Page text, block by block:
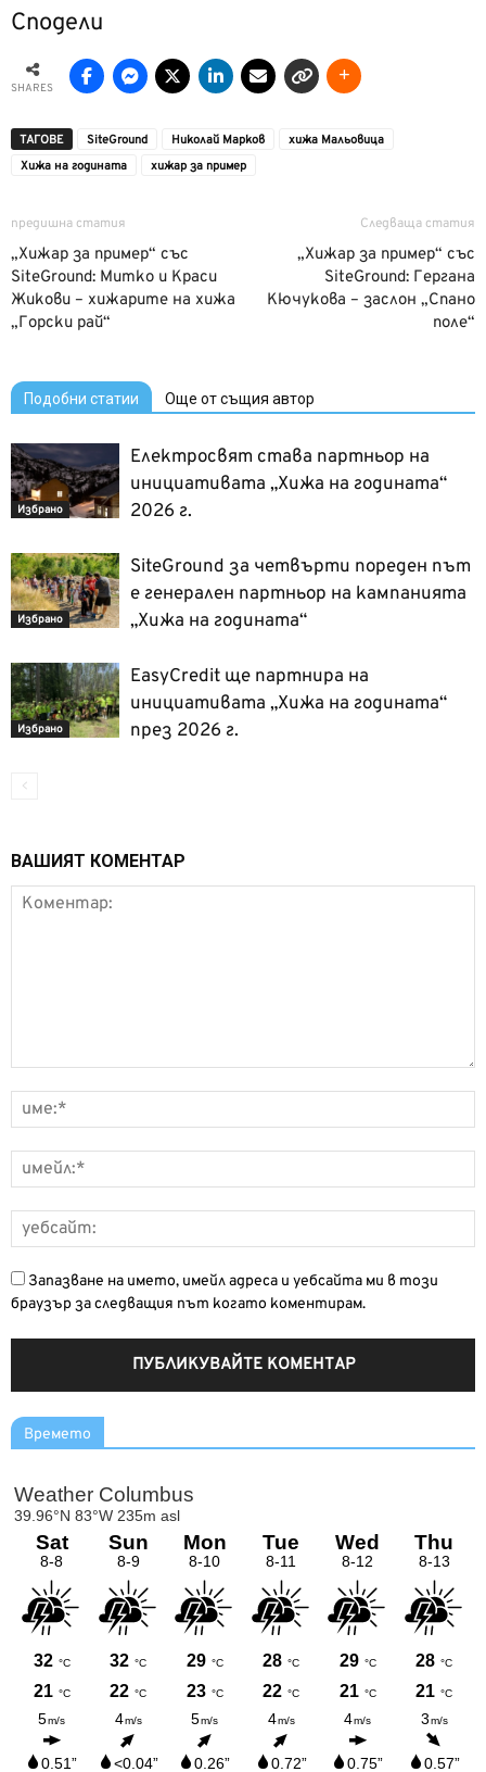
Сподели
SHARES
ТАГОВЕ SiteGround Николай Марков
хижа Мальовица
Хижа на годината
хижар за пример
предишна статия
„Хижар за пример“ със
SiteGround: Митко и Краси
Жикови – хижарите на хижа
„Горски рай“
Следваща статия
„Хижар за пример“ със
SiteGround: Гергана
Кючукова – заслон „Спано
поле“
Подобни статии Още от същия автор
Избрано
Електросвят става партньор на
инициативата „Хижа на годината“
2026 г.
Избрано
SiteGround за четвърти пореден път
е генерален партньор на кампанията
„Хижа на годината“
Избрано
EasyCredit ще партнира на
инициативата „Хижа на годината“
през 2026 г.
ВАШИЯТ КОМЕНТАР
Запазване на името, имейл адреса и уебсайта ми в този
браузър за следващия път когато коментирам.
Времето